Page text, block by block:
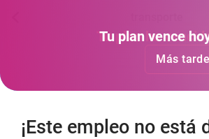
Tu plan ha
Más tarde
Tu plan vence hoy
Más tarde
¡Este empleo no está